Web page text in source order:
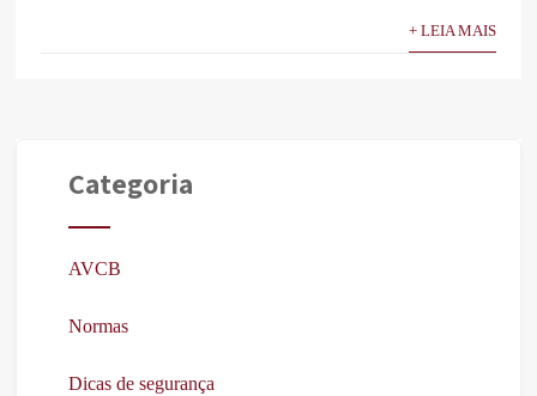
+ LEIA MAIS
Categoria
AVCB
Normas
Dicas de segurança